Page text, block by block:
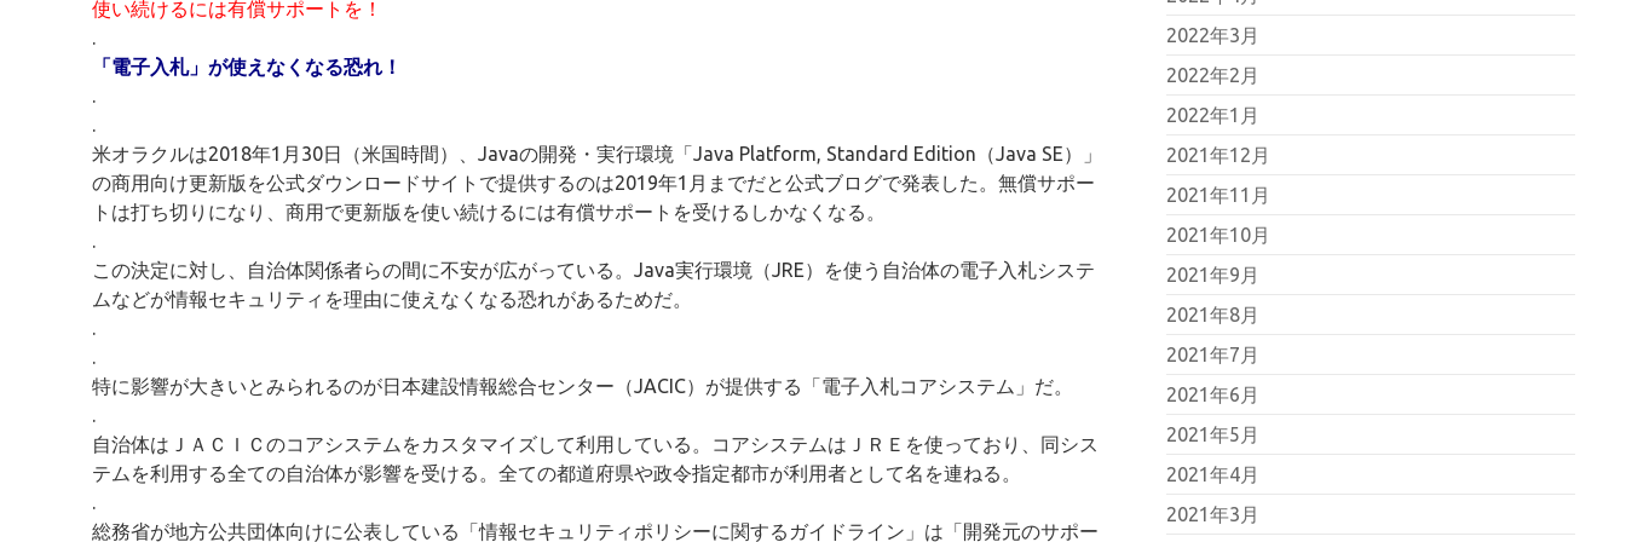
使い続けるには有償サポートを！
.
「電子入札」が使えなくなる恐れ！
.
.
米オラクルは2018年1月30日（米国時間）、Javaの開発・実行環境「Java Platform, Standard Edition（Java SE）」
の商用向け更新版を公式ダウンロードサイトで提供するのは2019年1月までだと公式ブログで発表した。無償サポー
トは打ち切りになり、商用で更新版を使い続けるには有償サポートを受けるしかなくなる。
.
この決定に対し、自治体関係者らの間に不安が広がっている。Java実行環境（JRE）を使う自治体の電子入札システ
ムなどが情報セキュリティを理由に使えなくなる恐れがあるためだ。
.
.
特に影響が大きいとみられるのが日本建設情報総合センター（JACIC）が提供する「電子入札コアシステム」だ。
.
自治体はＪＡＣＩＣのコアシステムをカスタマイズして利用している。コアシステムはＪＲＥを使っており、同シス
テムを利用する全ての自治体が影響を受ける。全ての都道府県や政令指定都市が利用者として名を連ねる。
.
総務省が地方公共団体向けに公表している「情報セキュリティポリシーに関するガイドライン」は「開発元のサポー
2022年3月
2022年2月
2022年1月
2021年12月
2021年11月
2021年10月
2021年9月
2021年8月
2021年7月
2021年6月
2021年5月
2021年4月
2021年3月